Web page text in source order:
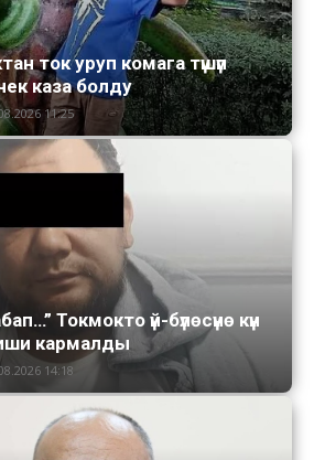
ток уруп комага түшүп
каза болду
11:25
Токмокто үй-бүлөсүнө күн
кармалды
14:18